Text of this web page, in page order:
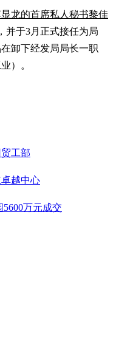
龙的首席私人秘书黎佳
，并于3月正式接任为局
卸下经发局局长一职
）。
贸工部
越中心
万元成交